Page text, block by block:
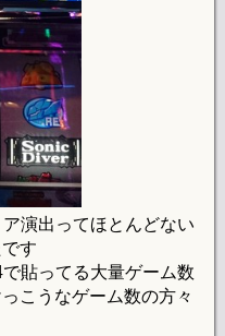
演出ってほとんどない
です
貼ってる大量ゲーム数
こうなゲーム数の方々